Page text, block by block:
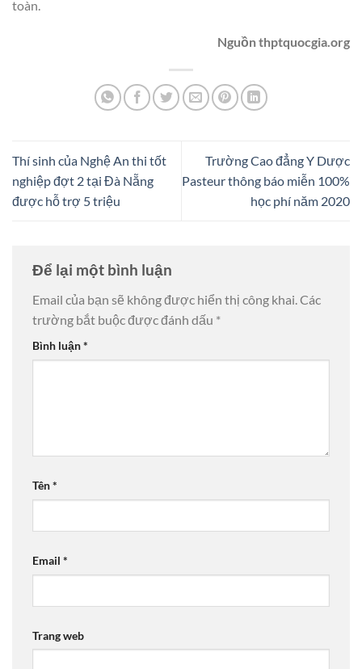
toàn.
Nguồn thptquocgia.org
Thí sinh của Nghệ An thi tốt
nghiệp đợt 2 tại Đà Nẵng
được hỗ trợ 5 triệu
Trường Cao đẳng Y Dược
Pasteur thông báo miễn 100%
học phí năm 2020
Để lại một bình luận
Email của bạn sẽ không được hiển thị công khai.Các
trường bắt buộc được đánh dấu *
Bình luận*
Tên*
Email *
Trang web